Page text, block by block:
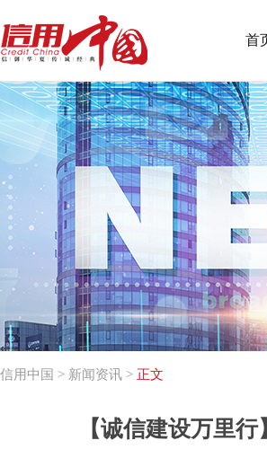
首
信用中国 > 新闻资讯 > 正文
【诚信建设万里